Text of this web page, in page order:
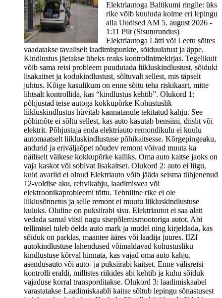
Elektriautoga Baltikumi ringile: üks
rike võib kuuluda kolme eri lepingu
alla Uudised AM 5. august 2026 -
1:11 Pilt (Sisuturundus)
Elektriautoga Lätti või Leetu sõites
vaadatakse tavaliselt laadimispunkte, sõiduulatust ja äppe.
Kindlustus jäetakse üheks reaks kontrollnimekirjas. Tegelikult
võib sama reisi probleem puudutada liikluskindlustust, sõiduki
lisakaitset ja kodukindlustust, sõltuvalt sellest, mis täpselt
juhtus. Kõige kasulikum on enne sõitu teha riskikaart, mitte
lihtsalt kontrollida, kas “kindlustus kehtib”. Olukord 1:
põhjustad teise autoga kokkupõrke Kohustuslik
liikluskindlustus hüvitab kannatanule tekitatud kahju. See
põhimõte ei sõltu sellest, kas auto kasutab bensiini, diislit või
elektrit. Põhjustaja enda elektriauto remondikulu ei kuulu
automaatselt liikluskindlustuse põhikaitsesse. Kõrgepingeaku,
andurid ja eriväljaõpet nõudev remont võivad muuta ka
näiliselt väikese kokkupõrke kalliks. Oma auto kaitse jaoks on
vaja kaskot või sobivat lisakaitset. Olukord 2: auto ei liigu,
kuid avariid ei olnud Elektriauto võib jääda seisma tühjenenud
12-voldise aku, rehvikahju, laadimisvea või
elektroonikaprobleemi tõttu. Tehniline rike ei ole
liiklusõnnetus ja selle remont ei muutu liikluskindlustuse
kuluks. Oluline on puksiirabi sisu. Elektriautot ei saa alati
vedada samal viisil nagu sisepõlemismootoriga autot. Abi
tellimisel tuleb öelda auto mark ja mudel ning kirjeldada, kas
sõiduk on parklas, maantee ääres või laadija juures. IIZI
autokindlustuse lahendused võimaldavad kohustusliku
kindlustuse kõrval hinnata, kas vajad oma auto kahju,
asendusauto või auto- ja puksiirabi kaitset. Enne välisreisi
kontrolli eraldi, millistes riikides abi kehtib ja kuhu sõiduk
vajaduse korral transporditakse. Olukord 3: laadimiskaabel
varastatakse Laadimiskaabli kaitse sõltub lepingu sõnastusest